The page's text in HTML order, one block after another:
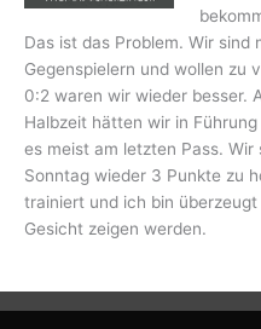
Das ist das Problem. Wir sind
Gegenspielern und wollen zu
0:2 waren wir wieder besser.
Halbzeit hätten wir in
es meist am letzten Pass.
Sonntag wieder 3 Punkte zu
trainiert und ich bin
Gesicht zeigen werden.